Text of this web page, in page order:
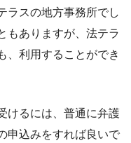
ラスの地方事務所でし
もありますが、法テラ
、利用することができ
けるには、普通に弁護
申込みをすれば良いで